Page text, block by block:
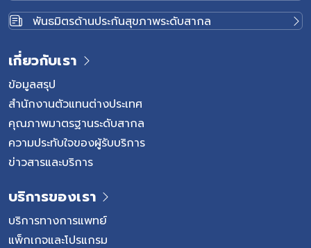
พันธมิตรด้านประกันสุขภาพระดับสากล
เกี่ยวกับเรา
ข้อมูลสรุป
สำนักงานตัวแทนต่างประเทศ
คุณภาพมาตรฐานระดับสากล
ความประทับใจของผู้รับบริการ
ข่าวสารและบริการ
บริการของเรา
บริการทางการแพทย์
แพ็กเกจและโปรแกรม